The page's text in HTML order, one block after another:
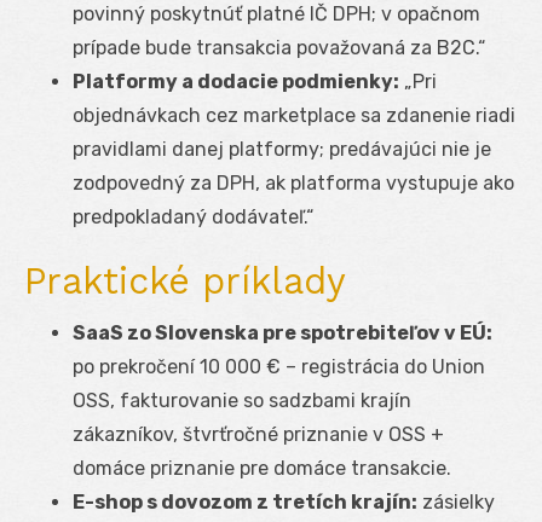
povinný poskytnúť platné IČ DPH; v opačnom
prípade bude transakcia považovaná za B2C.“
Platformy a dodacie podmienky: „Pri
objednávkach cez marketplace sa zdanenie riadi
pravidlami danej platformy; predávajúci nie je
zodpovedný za DPH, ak platforma vystupuje ako
predpokladaný dodávateľ.“
Praktické príklady
SaaS zo Slovenska pre spotrebiteľov v EÚ:
po prekročení 10 000 € – registrácia do Union
OSS, fakturovanie so sadzbami krajín
zákazníkov, štvrťročné priznanie v OSS +
domáce priznanie pre domáce transakcie.
E-shop s dovozom z tretích krajín: zásielky